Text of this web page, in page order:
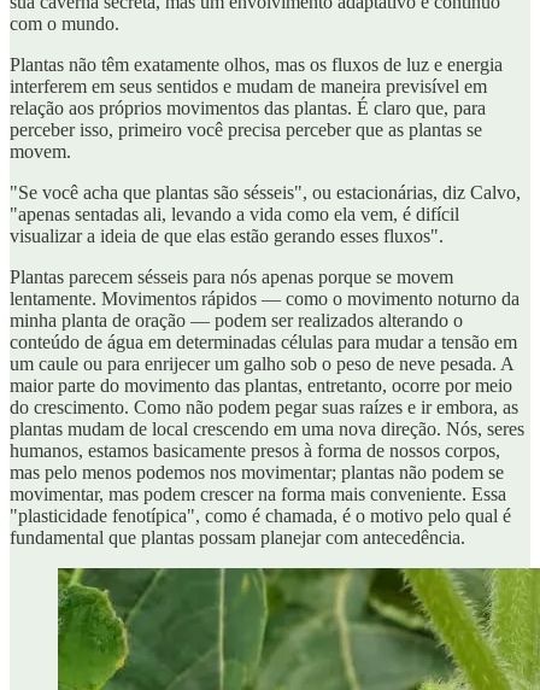
com o mundo.
Plantas não têm exatamente olhos, mas os fluxos de luz e energia
interferem em seus sentidos e mudam de maneira previsível em
relação aos próprios movimentos das plantas. É claro que, para
perceber isso, primeiro você precisa perceber que as plantas se
movem.
"Se você acha que plantas são sésseis", ou estacionárias, diz Calvo,
"apenas sentadas ali, levando a vida como ela vem, é difícil
visualizar a ideia de que elas estão gerando esses fluxos".
Plantas parecem sésseis para nós apenas porque se movem
lentamente. Movimentos rápidos — como o movimento noturno da
minha planta de oração — podem ser realizados alterando o
conteúdo de água em determinadas células para mudar a tensão em
um caule ou para enrijecer um galho sob o peso de neve pesada. A
maior parte do movimento das plantas, entretanto, ocorre por meio
do crescimento. Como não podem pegar suas raízes e ir embora, as
plantas mudam de local crescendo em uma nova direção. Nós, seres
humanos, estamos basicamente presos à forma de nossos corpos,
mas pelo menos podemos nos movimentar; plantas não podem se
movimentar, mas podem crescer na forma mais conveniente. Essa
"plasticidade fenotípica", como é chamada, é o motivo pelo qual é
fundamental que plantas possam planejar com antecedência.